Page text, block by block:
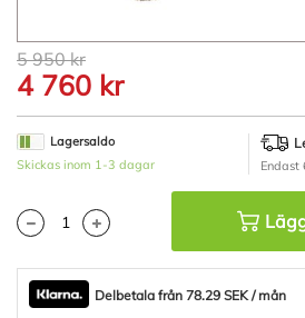
Hoppa
till
början
av
bildgalleriet
5 950 kr
4 760 kr
Lagersaldo
Skickas inom 1-3 dagar
Endast
Delbetala från 78.29 SEK / mån